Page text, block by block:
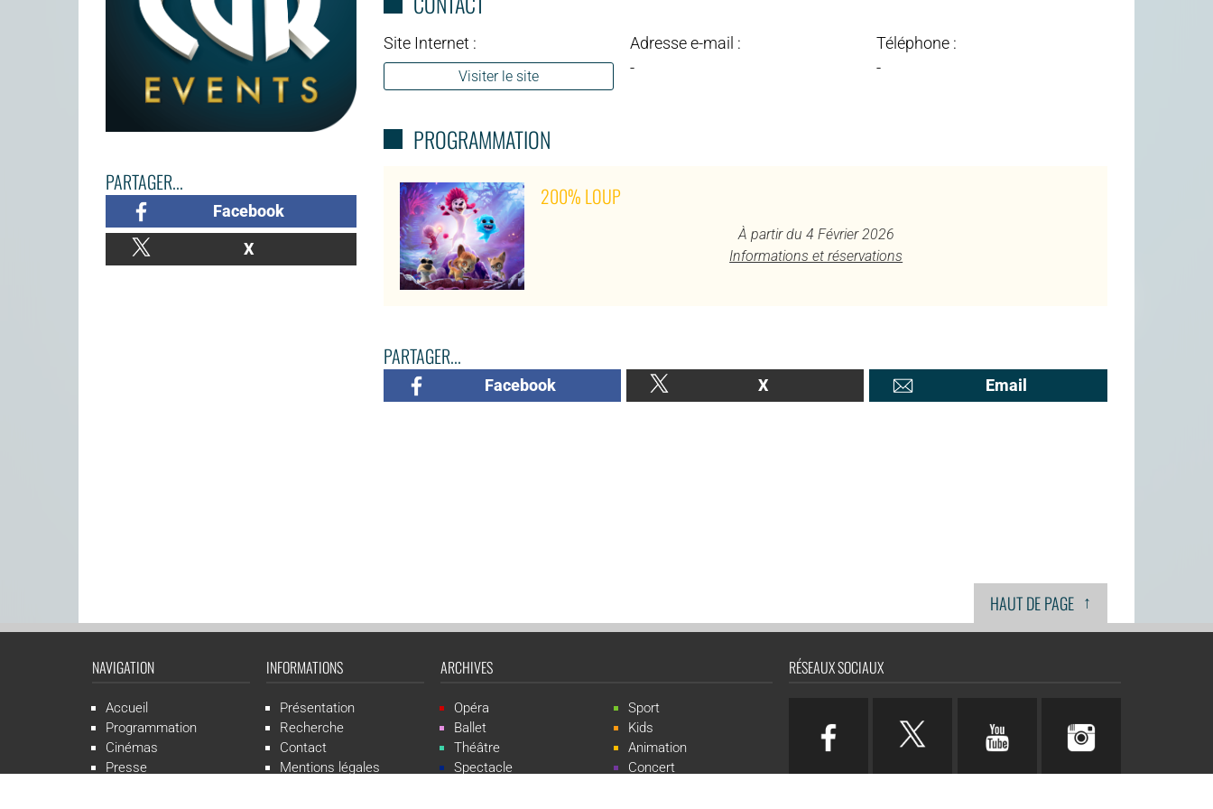
PARTAGER...
Facebook
X
Site Internet :
Visiter le site
Adresse e-mail :
-
Téléphone :
-
PROGRAMMATION
200% LOUP
À partir du 4 Février 2026
Informations et réservations
PARTAGER...
Facebook X Email
HAUT DE PAGE ↑
NAVIGATION
Accueil
Programmation
Cinémas
Presse
INFORMATIONS
Présentation
Recherche
Contact
Mentions légales
ARCHIVES
Opéra
Ballet
Théâtre
Spectacle
Sport
Kids
Animation
Concert
RÉSEAUX SOCIAUX